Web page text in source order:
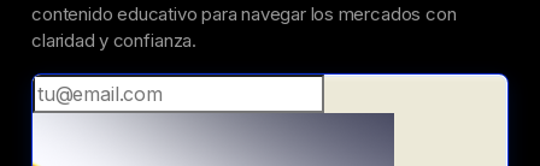
contenido educativo para navegar los mercados con
claridad y confianza.